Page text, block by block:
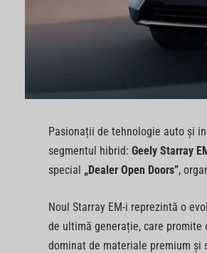
Pasionații de tehnologie auto și
segmentul hibrid: Geely Starray
special „Dealer Open Doors”,
Noul Starray EM-i reprezintă o
de ultimă generație, care
dominat de materiale premium și